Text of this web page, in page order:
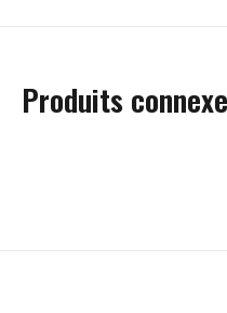
Produits